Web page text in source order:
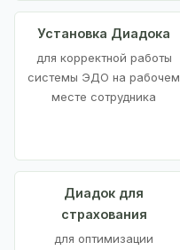
Установка Диадока
для корректной работы
системы ЭДО на рабочем
месте сотрудника
Диадок для
страхования
для оптимизации